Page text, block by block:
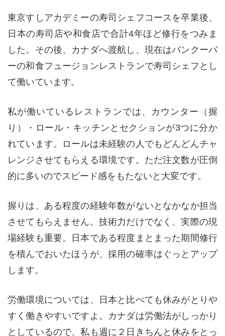
東京すしアカデミーの寿司シェフコースを卒業後、
日本の寿司店や和食店で合計4年ほど修行をつみま
した。その後、カナダへ渡航し、現在はバンクーバ
ーの和食フュージョンレストランで寿司シェフとし
て働いています。
私が働いているレストランでは、カウンター（握
り）・ロール・キッチンとセクションが3つに分か
れています。ロールは未経験の人でもどんどんチャ
レンジさせてもらえる環境です。ただ注文数が圧倒
的に多いのでスピード感をもたないと大変です。
握りは、ある程度の経験年数がないとなかなか担当
させてもらえません。技術力だけでなく、実際の現
場経験も重要。日本である程度まとまった期間修行
を積んでおいたほうが、採用の確率はぐっとアップ
します。
労働環境については、日本と比べても休みがとりや
すく働きやすいですよ。カナダは労働法がしっかり
としているので、私も週に２日きちんと休みをとっ